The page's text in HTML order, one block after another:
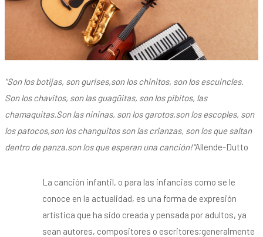
"Son los botijas, son gurises,son los chinitos, son los escuincles.
Son los chavitos, son las guagüitas, son los pibitos, las
chamaquitas.Son las nininas, son los garotos,son los escoples, son
los patocos,son los changuitos son las crianzas, son los que saltan
dentro de panza.son los que esperan una canción!"Allende-Dutto
La canción infantil, o para las infancias como se le
conoce en la actualidad, es una forma de expresión
artística que ha sido creada y pensada por adultos, ya
sean autores, compositores o escritores;generalmente